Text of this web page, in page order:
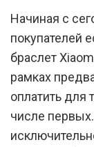
Начиная с
покупателей
браслет
рамках
оплатить для
числе